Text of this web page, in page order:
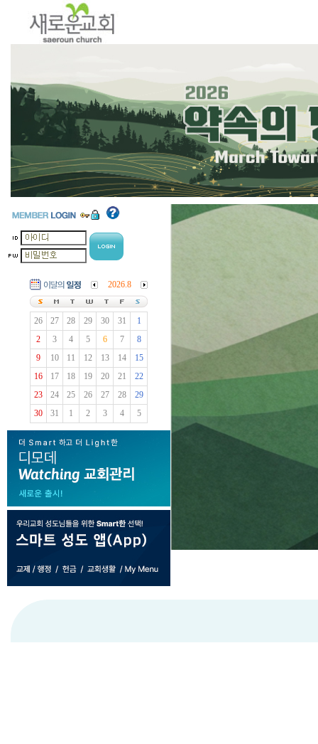
2026.8
26 27 28 29 30 31
1
2
3 4 5 6 7
8
9
10 11 12 13 14
15
16
17 18 19 20 21
22
23
24 25 26 27 28
29
30
31 1 2 3 4 5